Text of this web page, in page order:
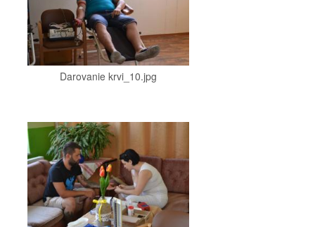
Darovanie krvi_10.jpg